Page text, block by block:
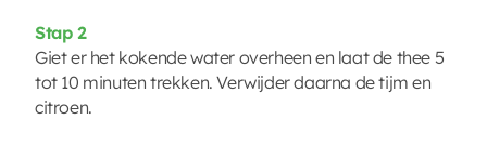
Stap 2
Giet er het kokende water overheen en laat de thee 5
tot 10 minuten trekken. Verwijder daarna de tijm en
citroen.